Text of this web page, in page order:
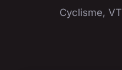
Cyclisme,